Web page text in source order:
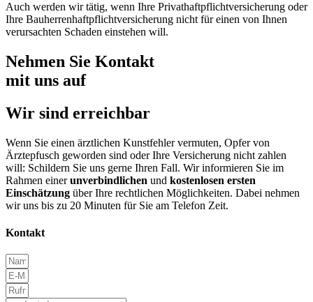
Auch werden wir tätig, wenn Ihre Privat­haftpflicht­versicherung oder
Ihre Bauherrenhaftpflichtversicherung nicht für einen von Ihnen
verursachten Schaden einstehen will.
Nehmen Sie Kontakt
mit uns auf
Wir sind erreichbar
Wenn Sie einen ärztlichen Kunstfehler vermuten, Opfer von
Ärztepfusch geworden sind oder Ihre Versicherung nicht zahlen
will: Schildern Sie uns gerne Ihren Fall. Wir informieren Sie im
Rahmen einerunverbindlichen und kostenlosen ersten
Einschätzung über Ihre rechtlichen Möglichkeiten. Dabei nehmen
wir uns bis zu 20 Minuten für Sie am Telefon Zeit.
Kontakt